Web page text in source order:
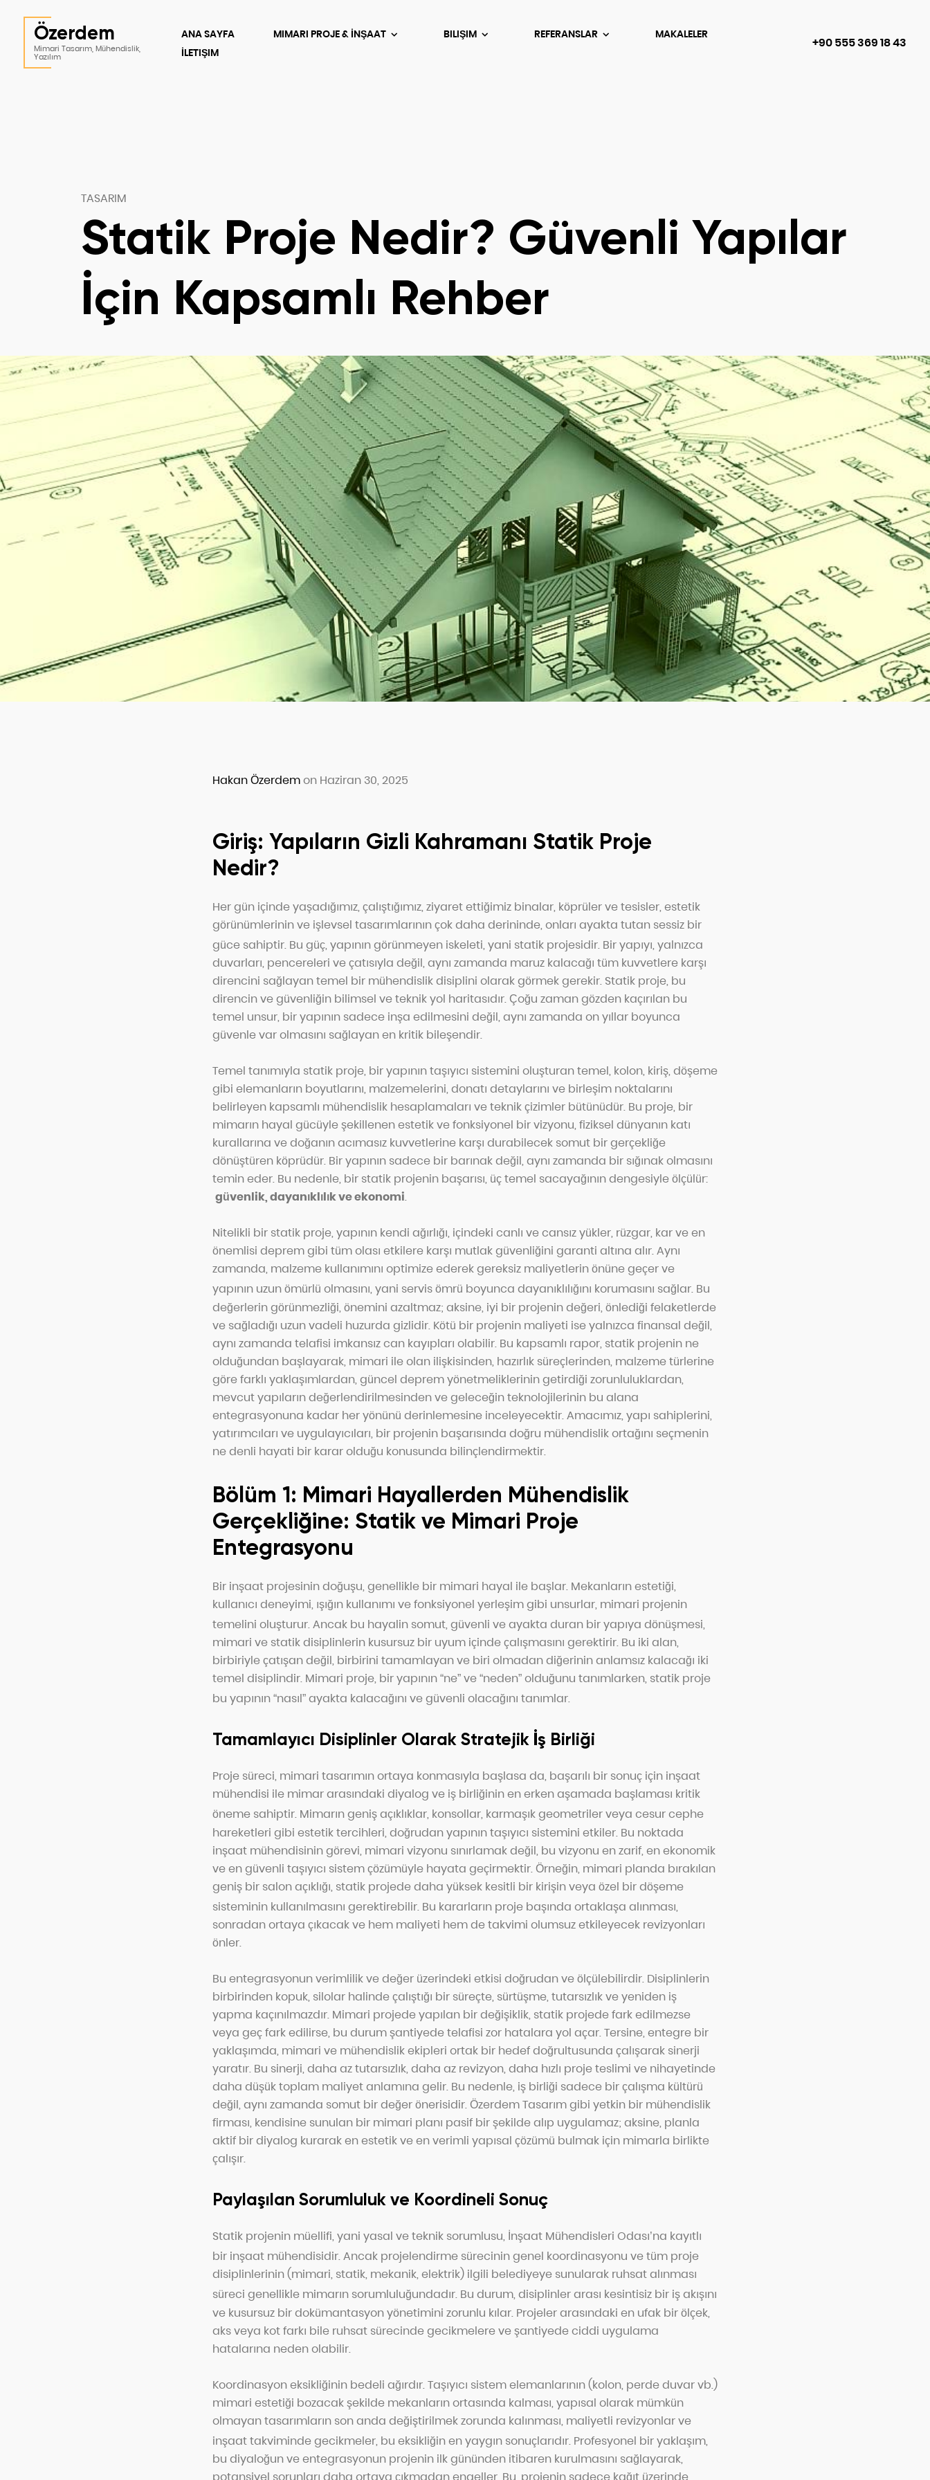
Özerdem
Mimari Tasarım, Mühendislik,
Yazılım
ANA SAYFA MIMARI PROJE & İNŞAAT BILIŞIM REFERANSLAR
MAKALELER
İLETIŞIM
+90 555 369 18 43
TASARIM
Statik Proje Nedir? Güvenli Yapılar
İçin Kapsamlı Rehber
Hakan Özerdemon Haziran 30, 2025
Giriş: Yapıların Gizli Kahramanı Statik Proje
Nedir?
Her gün içinde yaşadığımız, çalıştığımız, ziyaret ettiğimiz binalar, köprüler ve tesisler, estetik
görünümlerinin ve işlevsel tasarımlarının çok daha derininde, onları ayakta tutan sessiz bir
güce sahiptir. Bu güç, yapının görünmeyen iskeleti, yani statik projesidir. Bir yapıyı, yalnızca
duvarları, pencereleri ve çatısıyla değil, aynı zamanda maruz kalacağı tüm kuvvetlere karşı
direncini sağlayan temel bir mühendislik disiplini olarak görmek gerekir. Statik proje, bu
direncin ve güvenliğin bilimsel ve teknik yol haritasıdır. Çoğu zaman gözden kaçırılan bu
temel unsur, bir yapının sadece inşa edilmesini değil, aynı zamanda on yıllar boyunca
güvenle var olmasını sağlayan en kritik bileşendir.
Temel tanımıyla statik proje, bir yapının taşıyıcı sistemini oluşturan temel, kolon, kiriş, döşeme
gibi elemanların boyutlarını, malzemelerini, donatı detaylarını ve birleşim noktalarını
belirleyen kapsamlı mühendislik hesaplamaları ve teknik çizimler bütünüdür. Bu proje, bir
mimarın hayal gücüyle şekillenen estetik ve fonksiyonel bir vizyonu, fiziksel dünyanın katı
kurallarına ve doğanın acımasız kuvvetlerine karşı durabilecek somut bir gerçekliğe
dönüştüren köprüdür. Bir yapının sadece bir barınak değil, aynı zamanda bir sığınak olmasını
temin eder. Bu nedenle, bir statik projenin başarısı, üç temel sacayağının dengesiyle ölçülür:
güvenlik, dayanıklılık ve ekonomi.
Nitelikli bir statik proje, yapının kendi ağırlığı, içindeki canlı ve cansız yükler, rüzgar, kar ve en
önemlisi deprem gibi tüm olası etkilere karşı mutlak güvenliğini garanti altına alır. Aynı
zamanda, malzeme kullanımını optimize ederek gereksiz maliyetlerin önüne geçer ve
yapının uzun ömürlü olmasını, yani servis ömrü boyunca dayanıklılığını korumasını sağlar. Bu
değerlerin görünmezliği, önemini azaltmaz; aksine, iyi bir projenin değeri, önlediği felaketlerde
ve sağladığı uzun vadeli huzurda gizlidir. Kötü bir projenin maliyeti ise yalnızca finansal değil,
aynı zamanda telafisi imkansız can kayıpları olabilir. Bu kapsamlı rapor, statik projenin ne
olduğundan başlayarak, mimari ile olan ilişkisinden, hazırlık süreçlerinden, malzeme türlerine
göre farklı yaklaşımlardan, güncel deprem yönetmeliklerinin getirdiği zorunluluklardan,
mevcut yapıların değerlendirilmesinden ve geleceğin teknolojilerinin bu alana
entegrasyonuna kadar her yönünü derinlemesine inceleyecektir. Amacımız, yapı sahiplerini,
yatırımcıları ve uygulayıcıları, bir projenin başarısında doğru mühendislik ortağını seçmenin
ne denli hayati bir karar olduğu konusunda bilinçlendirmektir.
Bölüm 1: Mimari Hayallerden Mühendislik
Gerçekliğine: Statik ve Mimari Proje
Entegrasyonu
Bir inşaat projesinin doğuşu, genellikle bir mimari hayal ile başlar. Mekanların estetiği,
kullanıcı deneyimi, ışığın kullanımı ve fonksiyonel yerleşim gibi unsurlar, mimari projenin
temelini oluşturur.Ancak bu hayalin somut, güvenli ve ayakta duran bir yapıya dönüşmesi,
mimari ve statik disiplinlerin kusursuz bir uyum içinde çalışmasını gerektirir. Bu iki alan,
birbiriyle çatışan değil, birbirini tamamlayan ve biri olmadan diğerinin anlamsız kalacağı iki
temel disiplindir. Mimari proje, bir yapının “ne” ve “neden” olduğunu tanımlarken, statik proje
bu yapının “nasıl” ayakta kalacağını ve güvenli olacağını tanımlar.
Tamamlayıcı Disiplinler Olarak Stratejik İş Birliği
Proje süreci, mimari tasarımın ortaya konmasıyla başlasa da, başarılı bir sonuç için inşaat
mühendisi ile mimar arasındaki diyalog ve iş birliğinin en erken aşamada başlaması kritik
öneme sahiptir. Mimarın geniş açıklıklar, konsollar, karmaşık geometriler veya cesur cephe
hareketleri gibi estetik tercihleri, doğrudan yapının taşıyıcı sistemini etkiler. Bu noktada
inşaat mühendisinin görevi, mimari vizyonu sınırlamak değil, bu vizyonu en zarif, en ekonomik
ve en güvenli taşıyıcı sistem çözümüyle hayata geçirmektir. Örneğin, mimari planda bırakılan
geniş bir salon açıklığı, statik projede daha yüksek kesitli bir kirişin veya özel bir döşeme
sisteminin kullanılmasını gerektirebilir. Bu kararların proje başında ortaklaşa alınması,
sonradan ortaya çıkacak ve hem maliyeti hem de takvimi olumsuz etkileyecek revizyonları
önler.
Bu entegrasyonun verimlilik ve değer üzerindeki etkisi doğrudan ve ölçülebilirdir. Disiplinlerin
birbirinden kopuk, silolar halinde çalıştığı bir süreçte, sürtüşme, tutarsızlık ve yeniden iş
yapma kaçınılmazdır. Mimari projede yapılan bir değişiklik, statik projede fark edilmezse
veya geç fark edilirse, bu durum şantiyede telafisi zor hatalara yol açar. Tersine, entegre bir
yaklaşımda, mimari ve mühendislik ekipleri ortak bir hedef doğrultusunda çalışarak sinerji
yaratır. Bu sinerji, daha az tutarsızlık, daha az revizyon, daha hızlı proje teslimi ve nihayetinde
daha düşük toplam maliyet anlamına gelir. Bu nedenle, iş birliği sadece bir çalışma kültürü
değil, aynı zamanda somut bir değer önerisidir. Özerdem Tasarım gibi yetkin bir mühendislik
firması, kendisine sunulan bir mimari planı pasif bir şekilde alıp uygulamaz; aksine, planla
aktif bir diyalog kurarak en estetik ve en verimli yapısal çözümü bulmak için mimarla birlikte
çalışır.
Paylaşılan Sorumluluk ve Koordineli Sonuç
Statik projenin müellifi, yani yasal ve teknik sorumlusu, İnşaat Mühendisleri Odası’na kayıtlı
bir inşaat mühendisidir.Ancak projelendirme sürecinin genel koordinasyonu ve tüm proje
disiplinlerinin (mimari, statik, mekanik, elektrik) ilgili belediyeye sunularak ruhsat alınması
süreci genellikle mimarın sorumluluğundadır. Bu durum, disiplinler arası kesintisiz bir iş akışını
ve kusursuz bir dokümantasyon yönetimini zorunlu kılar. Projeler arasındaki en ufak bir ölçek,
aks veya kot farkı bile ruhsat sürecinde gecikmelere ve şantiyede ciddi uygulama
hatalarına neden olabilir.
Koordinasyon eksikliğinin bedeli ağırdır. Taşıyıcı sistem elemanlarının (kolon, perde duvar vb.)
mimari estetiği bozacak şekilde mekanların ortasında kalması, yapısal olarak mümkün
olmayan tasarımların son anda değiştirilmek zorunda kalınması, maliyetli revizyonlar ve
inşaat takviminde gecikmeler, bu eksikliğin en yaygın sonuçlarıdır. Profesyonel bir yaklaşım,
bu diyaloğun ve entegrasyonun projenin ilk gününden itibaren kurulmasını sağlayarak,